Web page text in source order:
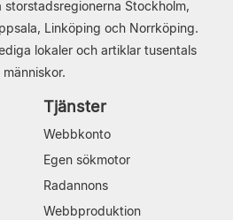
storstadsregionerna Stockholm,
Linköping och Norrköping.
lokaler och artiklar tusentals
människor.
Tjänster
Webbkonto
Egen sökmotor
Radannons
Webbproduktion